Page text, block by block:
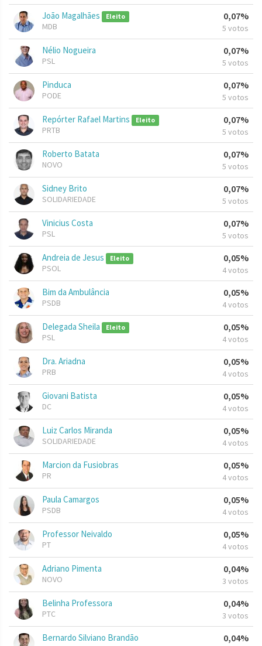
João Magalhães Eleito
MDB
0,07%
5 votos
Nélio Nogueira
PSL
0,07%
5 votos
Pinduca
PODE
0,07%
5 votos
Repórter Rafael Martins Eleito
PRTB
0,07%
5 votos
Roberto Batata
NOVO
0,07%
5 votos
Sidney Brito
SOLIDARIEDADE
0,07%
5 votos
Vinicius Costa
PSL
0,07%
5 votos
Andreia de Jesus Eleito
PSOL
0,05%
4 votos
Bim da Ambulância
PSDB
0,05%
4 votos
Delegada Sheila Eleito
PSL
0,05%
4 votos
Dra. Ariadna
PRB
0,05%
4 votos
Giovani Batista
DC
0,05%
4 votos
Luiz Carlos Miranda
SOLIDARIEDADE
0,05%
4 votos
Marcion da Fusiobras
PR
0,05%
4 votos
Paula Camargos
PSDB
0,05%
4 votos
Professor Neivaldo
PT
0,05%
4 votos
Adriano Pimenta
NOVO
0,04%
3 votos
Belinha Professora
PTC
0,04%
3 votos
Bernardo Silviano Brandão 0,04%